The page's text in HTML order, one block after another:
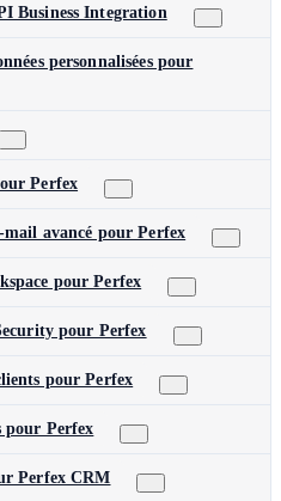
Business Integration
personnalisées pour
Perfex
avancé pour Perfex
pour Perfex
pour Perfex
pour Perfex
pour Perfex
Perfex CRM